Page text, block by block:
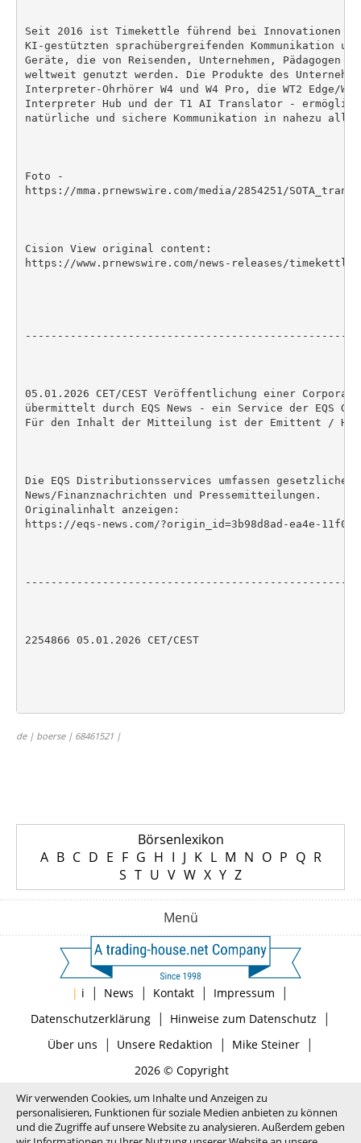
Seit 2016 ist Timekettle führend bei Innovationen
KI-gestützten sprachübergreifenden Kommunikation
Geräte, die von Reisenden, Unternehmen, Pädagogen
weltweit genutzt werden. Die Produkte des
Interpreter-Ohrhörer W4 und W4 Pro, die WT2 Edge/
Interpreter Hub und der T1 AI Translator -
natürliche und sichere Kommunikation in nahezu
Foto -
https://mma.prnewswire.com/media/2854251/
Cision View original content:
https://www.prnewswire.com/news-releases/
05.01.2026 CET/CEST Veröffentlichung einer
übermittelt durch EQS News - ein Service der EQS
Für den Inhalt der Mitteilung ist der Emittent /
Die EQS Distributionsservices umfassen gesetzliche
News/Finanznachrichten und Pressemitteilungen.
Originalinhalt anzeigen:
https://eqs-news.com/?origin_id=3b98d8ad-ea4e-11f0-
2254866 05.01.2026 CET/CEST
de | boerse | 68461521 |
Börsenlexikon
A B C D E F G H I J K L M N O P Q R
S T U V W X Y Z
Menü
| i | News | Kontakt | Impressum |
Datenschutzerklärung| Hinweise zum Datenschutz |
Über uns | Unsere Redaktion | Mike Steiner|
2026 © Copyright
Wir verwenden Cookies, um Inhalte und Anzeigen zu
personalisieren, Funktionen für soziale Medien anbieten zu können
und die Zugriffe auf unsere Website zu analysieren. Außerdem geben